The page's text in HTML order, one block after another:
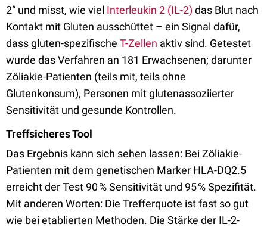
2“ und misst, wie viel Interleukin 2 (IL-2) das Blut nach
Kontakt mit Gluten ausschüttet – ein Signal dafür,
dass gluten-spezifische T-Zellen aktiv sind. Getestet
wurde das Verfahren an 181 Erwachsenen; darunter
Zöliakie-Patienten (teils mit, teils ohne
Glutenkonsum), Personen mit glutenassoziierter
Sensitivität und gesunde Kontrollen.
Treffsicheres Tool
Das Ergebnis kann sich sehen lassen: Bei Zöliakie-
Patienten mit dem genetischen Marker HLA-DQ2.5
erreicht der Test 90 % Sensitivität und 95 % Spezifität.
Mit anderen Worten: Die Trefferquote ist fast so gut
wie bei etablierten Methoden. Die Stärke der IL-2-